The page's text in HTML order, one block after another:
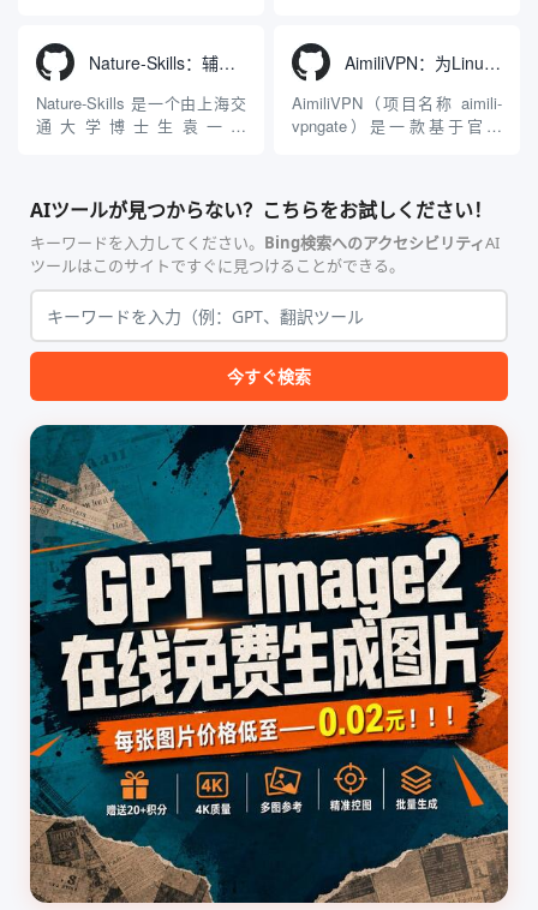
Windows 平台。当用户使用桌
面版 Gemini 客户端或
Antigravity IDE ...
动Seed 3D两大行业领先的AI
模型架构，致力于帮助用户无
需掌握复杂的3D拓扑知识或昂
贵的专业软件，即可在...
Nature-Skills：辅助撰写学术论文和绘制科研图表的智能体插件
Nature-Skills 是一个由上海交
通大学博士生袁一哲
合，专为顶级学术期刊（如
Nature、Science、Cell 等）
的论文撰写与发表流程设计。
该工具集以智能体插...
AimiliVPN：为Linux提供纯净出站家庭IP的VPN代理网关
AimiliVPN（项目名称 aimili-
vpngate）是一款基于官方
具，专为 Linux 服务器环境
（如 VPS）设计。它完全采用
纯 Python 标准库编写，用户
无需安装...
AIツールが見つからない？こちらをお試しください！
キーワードを入力してください。 Bing検索へのアクセシビリティAI
ツールはこのサイトですぐに見つけることができる。
今すぐ検索